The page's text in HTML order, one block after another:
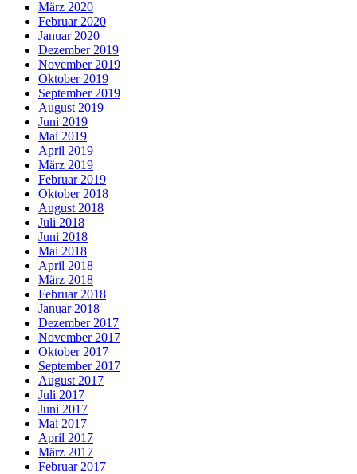
März 2020
Februar 2020
Januar 2020
Dezember 2019
November 2019
Oktober 2019
September 2019
August 2019
Juni 2019
Mai 2019
April 2019
März 2019
Februar 2019
Oktober 2018
August 2018
Juli 2018
Juni 2018
Mai 2018
April 2018
März 2018
Februar 2018
Januar 2018
Dezember 2017
November 2017
Oktober 2017
September 2017
August 2017
Juli 2017
Juni 2017
Mai 2017
April 2017
März 2017
Februar 2017